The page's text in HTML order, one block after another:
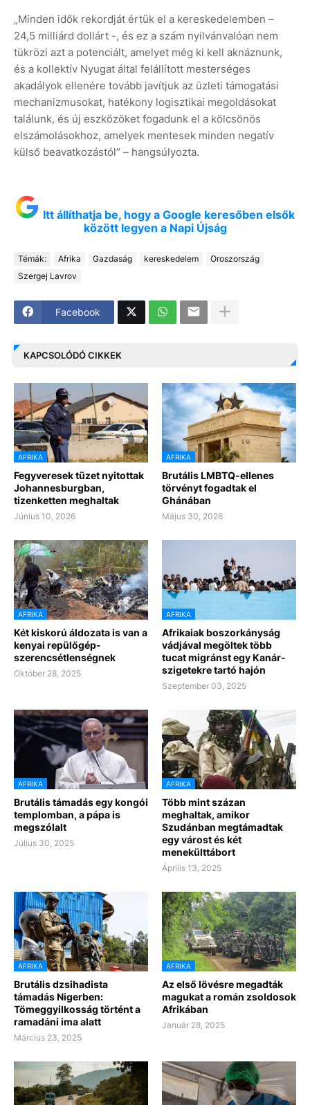
„Minden idők rekordját értük el a kereskedelemben –
24,5 milliárd dollárt -, és ez a szám nyilvánvalóan nem
tükrözi azt a potenciált, amelyet még ki kell aknáznunk,
és a kollektív Nyugat által felállított mesterséges
akadályok ellenére tovább javítjuk az üzleti támogatási
mechanizmusokat, hatékony logisztikai megoldásokat
találunk, és új eszközöket fogadunk el a kölcsönös
elszámolásokhoz, amelyek mentesek minden negatív
külső beavatkozástól” – hangsúlyozta.
Itt állíthatja be, hogy a Google keresőben elsők
között legyen a Napi Újság
Témák: Afrika Gazdaság kereskedelem
Oroszország
Szergej Lavrov
Facebook
KAPCSOLÓDÓ CIKKEK
AFRIKA
Fegyveresek tüzet nyitottak
Johannesburgban,
tizenketten meghaltak
Június 10, 2026
AFRIKA
Brutális LMBTQ-ellenes
törvényt fogadtak el
Ghánában
Május 30, 2026
AFRIKA
Két kiskorú áldozata is van a
kenyai repülőgép-
szerencsétlenségnek
Október 28, 2025
AFRIKA
Afrikaiak boszorkányság
vádjával megöltek több
tucat migránst egy Kanár-
szigetekre tartó hajón
Szeptember 03, 2025
AFRIKA
Brutális támadás egy kongói
templomban, a pápa is
megszólalt
Július 30, 2025
AFRIKA
Több mint százan
meghaltak, amikor
Szudánban megtámadtak
egy várost és két
menekülttábort
Április 13, 2025
AFRIKA
Brutális dzsihadista
támadás Nigerben:
Tömeggyilkosság történt a
ramadáni ima alatt
Március 23, 2025
AFRIKA
Az első lövésre megadták
magukat a román zsoldosok
Afrikában
Január 28, 2025